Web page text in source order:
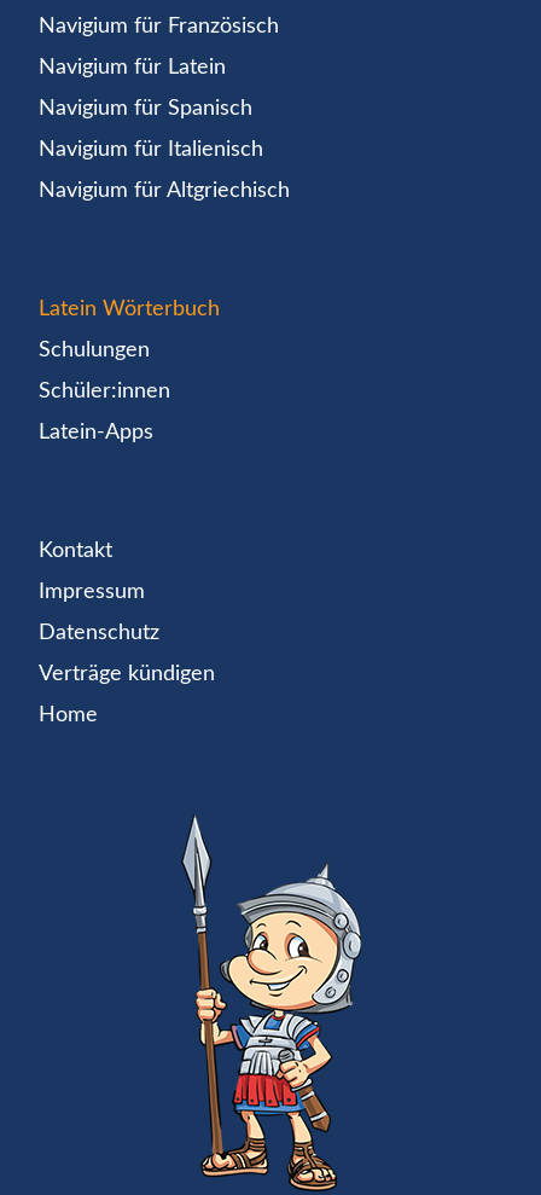
Navigium für Französisch
Navigium für Latein
Navigium für Spanisch
Navigium für Italienisch
Navigium für Altgriechisch
Latein Wörterbuch
Schulungen
Schüler:innen
Latein-Apps
Kontakt
Impressum
Datenschutz
Verträge kündigen
Home